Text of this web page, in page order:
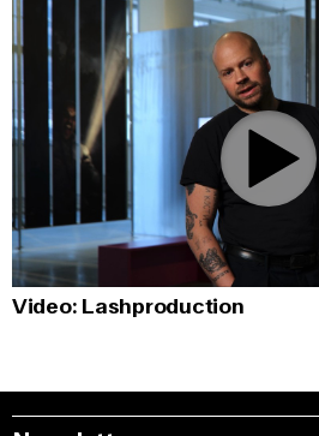
Video: Lashproduction